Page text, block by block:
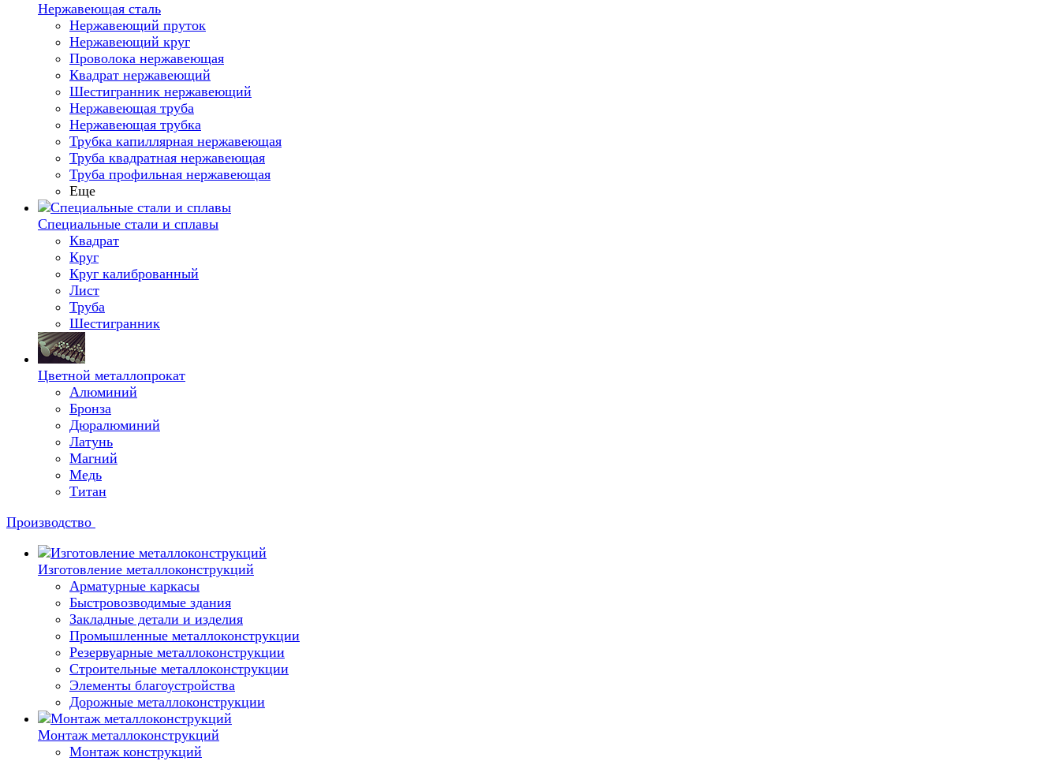
Нержавеющая сталь
Нержавеющий пруток
Нержавеющий круг
Проволока нержавеющая
Квадрат нержавеющий
Шестигранник нержавеющий
Нержавеющая труба
Нержавеющая трубка
Трубка капиллярная нержавеющая
Труба квадратная нержавеющая
Труба профильная нержавеющая
Еще
Специальные стали и сплавы
Квадрат
Круг
Круг калиброванный
Лист
Труба
Шестигранник
Цветной металлопрокат
Алюминий
Бронза
Дюралюминий
Латунь
Магний
Медь
Титан
Производство
Изготовление металлоконструкций
Арматурные каркасы
Быстровозводимые здания
Закладные детали и изделия
Промышленные металлоконструкции
Резервуарные металлоконструкции
Строительные металлоконструкции
Элементы благоустройства
Дорожные металлоконструкции
Монтаж металлоконструкций
Монтаж конструкций